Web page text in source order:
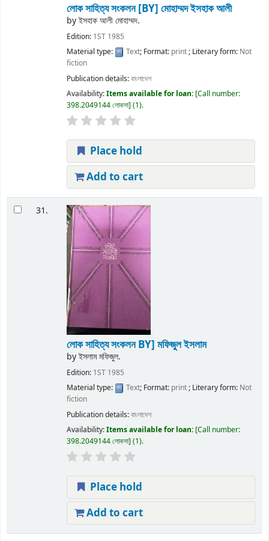
লোক সাহিত্য সংকলন[BY] মোহাম্মদ ইসহাক আলী
byইসহাক আলী মোহাম্মদ.
Edition: 1ST 1985
Material type:
Text; Format: print; Literary form: Not
fiction
Publication details:বাংলাদেশ
Availability:Items available for loan: Call number:
398.2049144 লোকসা (1).
Place hold
Add to cart
31.
লোক সাহিত্য সংকলনBY] মফিজুল ইসলাম
byইসলাম মফিজুল.
Edition: 1ST 1985
Material type:
Text; Format: print; Literary form: Not
fiction
Publication details:বাংলাদেশ
Availability:Items available for loan: Call number:
398.2049144 লোকসা (1).
Place hold
Add to cart